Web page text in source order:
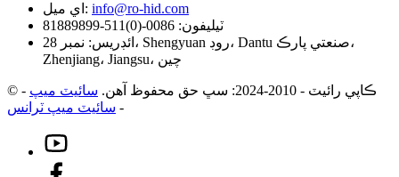
اي ميل: info@ro-hid.com
ٽيليفون: 0086-(0)511-81889899
ائڊريس: نمبر 28، Shengyuan روڊ، Dantu صنعتي پارڪ،
Zhenjiang، Jiangsu، چين
© ڪاپي رائيٽ - 2010-2024: سڀ حق محفوظ آهن. سائيٽ ميپ -
سائيٽ ميپ ٽرانس -